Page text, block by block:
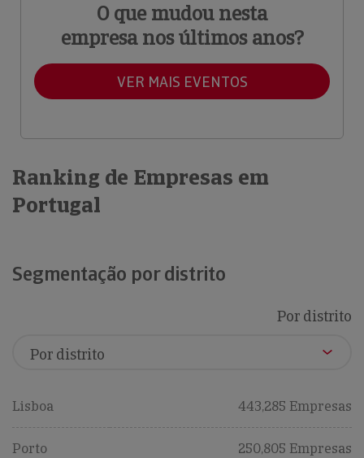
O que mudou nesta
empresa nos últimos anos?
VER MAIS EVENTOS
Ranking de Empresas em
Portugal
Segmentação por distrito
Por distrito
Lisboa 443,285 Empresas
Porto 250,805 Empresas